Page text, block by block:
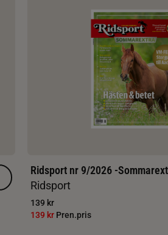
Ridsport nr 9/2026 -
Ridsport
139 kr
139 kr Pren.pris